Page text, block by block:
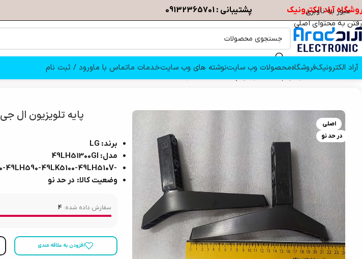
عبور به ناوبری
رفتن به محتوای اصلی
آراد الکترونیک پشتیبانی : 09132365701
آراد الکترونیکفروشگاهمحصولات وب سایتنوشته های وب سایتخدمات ماتماس با ماورود / ثبت نام
اصلی
در حد نو
پایه تلویزیون ال جی 49LH51300
برند: LG
مدل: 49LH51300GI
-149LF510-49LH590-49LK5100-
49LH510V
وضعیت کالا: در حد نو
سفارش داده شده: 4
افزودن به علاقه مندی